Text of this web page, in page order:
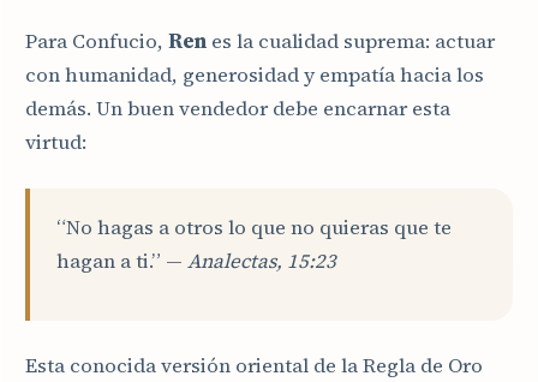
Para Confucio, Ren es la cualidad suprema: actuar
con humanidad, generosidad y empatía hacia los
demás. Un buen vendedor debe encarnar esta
virtud:
“No hagas a otros lo que no quieras que te
hagan a ti.” —Analectas, 15:23
Esta conocida versión oriental de la Regla de Oro